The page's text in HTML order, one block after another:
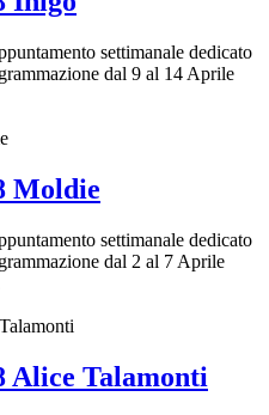
settimanale dedicato
dal 9 al 14 Aprile
Moldie
settimanale dedicato
dal 2 al 7 Aprile
Alice Talamonti